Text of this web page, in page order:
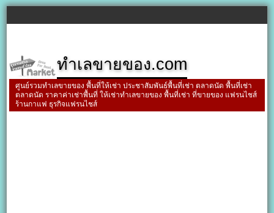
ทำเลขายของ.com
ศูนย์รวมทำเลขายของ พื้นที่ให้เช่า ประชาสัมพันธ์พื้นที่เช่า ตลาดนัด พื้นที่เช่า
ตลาดนัด ราคาค่าเช่าพื้นที่ ให้เช่าทำเลขายของ พื้นที่เช่า ที่ขายของ แฟรนไชส์
ร้านกาแฟ ธุรกิจแฟรนไชส์